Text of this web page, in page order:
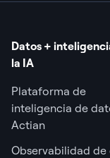
Datos +
la IA
Plataforma de
inteligencia de
Actian
Observabilidad de